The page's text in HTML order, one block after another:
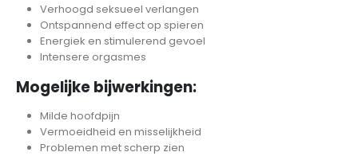
Verhoogd seksueel verlangen
Ontspannend effect op spieren
Energiek en stimulerend gevoel
Intensere orgasmes
Mogelijke bijwerkingen:
Milde hoofdpijn
Vermoeidheid en misselijkheid
Problemen met scherp zien